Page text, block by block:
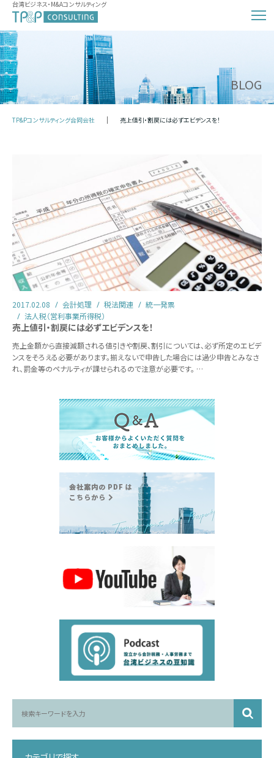
台湾ビジネス・M&Aコンサルティング
BLOG
TP&Pコンサルティング合同会社 売上値引・割戻には必ずエビデンスを！
2017.02.08 会計処理 税法関連
統一発票
法人税（営利事業所得税）
売上値引・割戻には必ずエビデンスを！
売上金額から直接減額される値引きや割戻、割引については、必ず所定のエビデ
ンスをそろえる必要があります。揃えないで申告した場合には過少申告とみなさ
れ、罰金等のペナルティが課せられるので注意が必要です。 …